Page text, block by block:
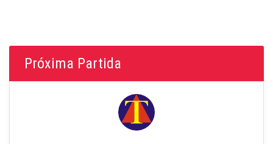
Próxima Partida